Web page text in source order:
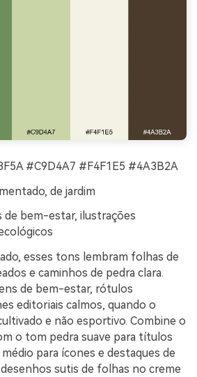
#C9D4A7 #F4F1E5 #4A3B2A
de jardim
de bem-estar, ilustrações
esses tons lembram folhas de
e caminhos de pedra clara.
de bem-estar, rótulos
editoriais calmos, quando o
e não esportivo. Combine o
o tom pedra suave para títulos
para ícones e destaques de
desenhos sutis de folhas no creme